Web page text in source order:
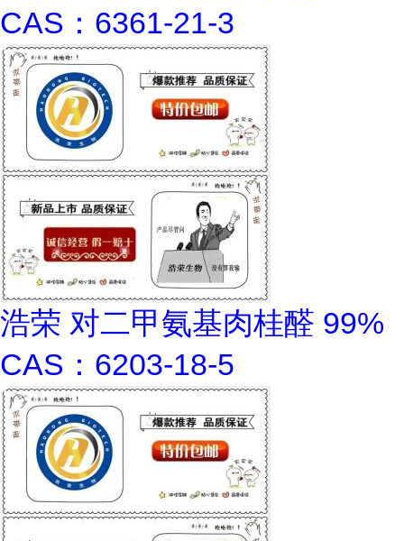
CAS：6361-21-3
浩荣 对二甲氨基肉桂醛 99%
CAS：6203-18-5